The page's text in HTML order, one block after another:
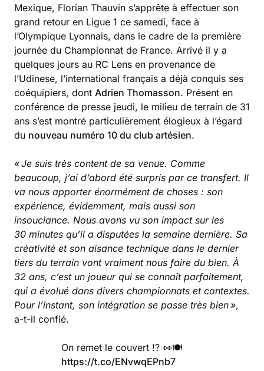
Mexique, Florian Thauvin s’apprête à effectuer son
grand retour en Ligue 1 ce samedi, face à
l’Olympique Lyonnais, dans le cadre de la première
journée du Championnat de France. Arrivé il y a
quelques jours au RC Lens en provenance de
l’Udinese, l’international français a déjà conquis ses
coéquipiers, dont Adrien Thomasson. Présent en
conférence de presse jeudi, le milieu de terrain de 31
ans s’est montré particulièrement élogieux à l’égard
du nouveau numéro 10 du club artésien.
« Je suis très content de sa venue. Comme
beaucoup, j’ai d’abord été surpris par ce transfert. Il
va nous apporter énormément de choses : son
expérience, évidemment, mais aussi son
insouciance. Nous avons vu son impact sur les
30 minutes qu’il a disputées la semaine dernière. Sa
créativité et son aisance technique dans le dernier
tiers du terrain vont vraiment nous faire du bien. À
32 ans, c’est un joueur qui se connaît parfaitement,
qui a évolué dans divers championnats et contextes.
Pour l’instant, son intégration se passe très bien »,
a-t-il confié.
On remet le couvert !? 👀🍽️
https://t.co/ENvwqEPnb7